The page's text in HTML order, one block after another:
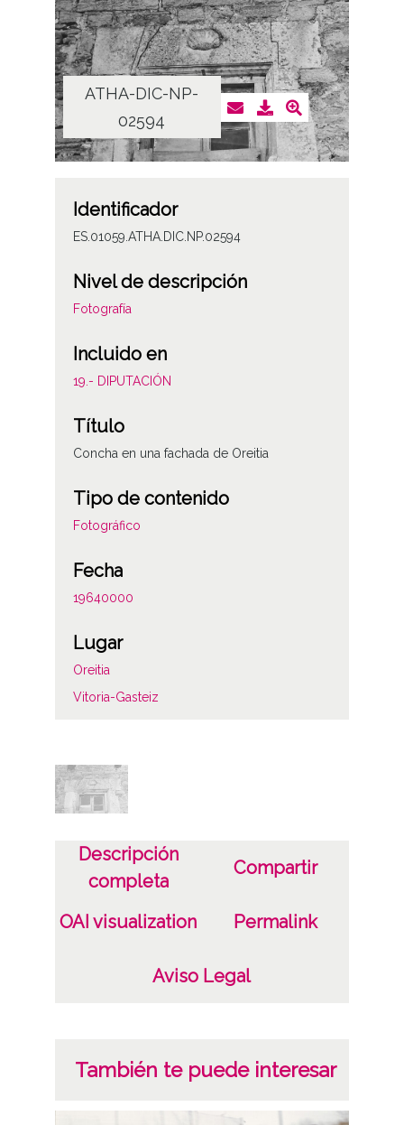
ATHA-DIC-NP-
02594
Identificador
ES.01059.ATHA.DIC.NP.02594
Nivel de descripción
Fotografía
Incluido en
19.- DIPUTACIÓN
Título
Concha en una fachada de Oreitia
Tipo de contenido
Fotográfico
Fecha
19640000
Lugar
Oreitia
Vitoria-Gasteiz
Localización original: album 1, página 14,
negativos 17
Licencia de las imágenes
CC BY-NC-SA 4.0
Descripción
completa
Compartir
OAI visualization Permalink
Aviso Legal
También te puede interesar